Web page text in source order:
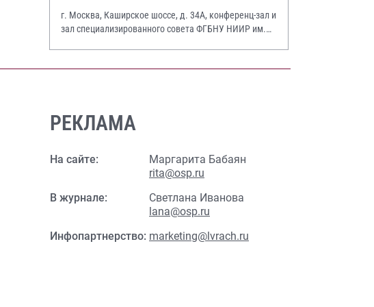
г. Москва, Каширское шоссе, д. 34А, конференц-зал и
зал специализированного совета ФГБНУ НИИР им.
РЕКЛАМА
На сайте:
Маргарита Бабаян
rita@osp.ru
В журнале:
Светлана Иванова
lana@osp.ru
Инфопартнерство: marketing@lvrach.ru